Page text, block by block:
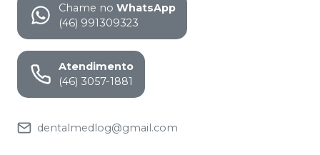
Chame no WhatsApp
(46) 991309323
Atendimento
(46) 3057-1881
dentalmedlog@gmail.com